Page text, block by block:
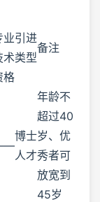
引进
类型
备注
业
术
格
博士
人才
年龄不
超过40
岁、优
秀者可
放宽到
45岁